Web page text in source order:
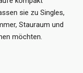
sie zu Singles,
Stauraum und
möchten.